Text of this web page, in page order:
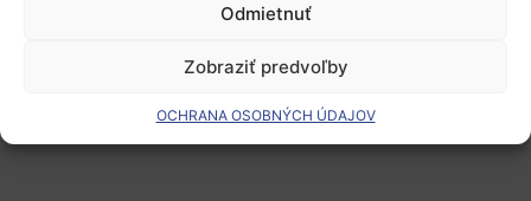
Odmietnuť
Zobraziť predvoľby
OCHRANA OSOBNÝCH ÚDAJOV